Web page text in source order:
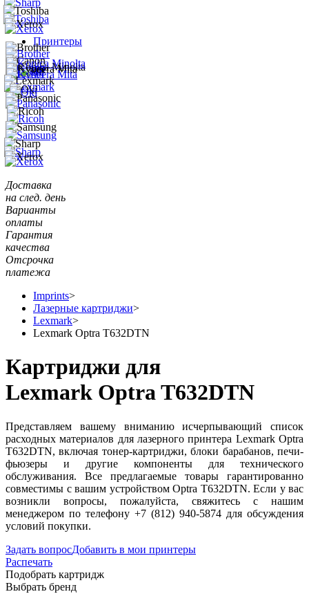
Принтеры
Доставка
на след. день
Варианты
оплаты
Гарантия
качества
Отсрочка
платежа
Imprints>
Лазерные картриджи>
Lexmark>
Lexmark Optra T632DTN
Картриджи для
Lexmark Optra T632DTN
Представляем вашему вниманию исчерпывающий список
расходных материалов для лазерного принтера Lexmark Optra
T632DTN, включая тонер-картриджи, блоки барабанов, печи-
фьюзеры и другие компоненты для технического
обслуживания. Все предлагаемые товары гарантированно
совместимы с вашим устройством Optra T632DTN. Если у вас
возникли вопросы, пожалуйста, свяжитесь с нашим
менеджером по телефону +7 (812) 940-5874 для обсуждения
условий покупки.
Задать вопросДобавить в мои принтеры
Распечать
Подобрать картридж
Выбрать бренд